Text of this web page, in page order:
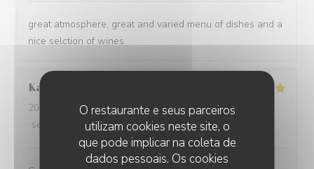
O restaurante e seus parceiros
utilizam cookies neste site, o
que pode implicar na coleta de
dados pessoais. Os cookies
great atmosphere, great and varied menu of dishes and a
nice selction of wines
Kamil
2025-12-31 - 21:00 - guests 2
service
ambience :5/5 menu: 5/5 quality_price